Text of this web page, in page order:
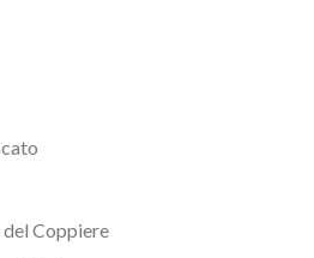
del Coppiere